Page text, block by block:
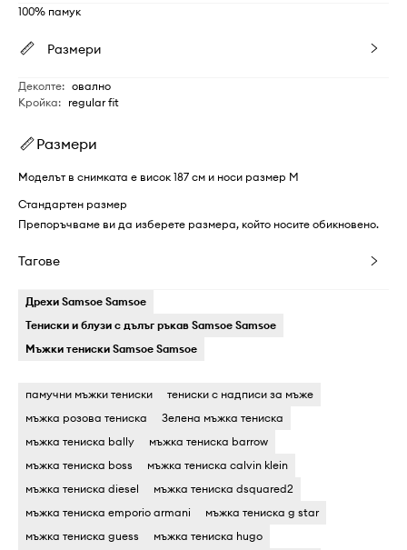
100% памук
Размери
Деколте: овално
Кройка: regular fit
Размери
Моделът в снимката е висок 187 см и носи размер M
Стандартен размер
Препоръчваме ви да изберете размера, който носите обикновено.
Тагове
Дрехи Samsoe Samsoe
Тениски и блузи с дълъг ръкав Samsoe Samsoe
Мъжки тениски Samsoe Samsoe
памучни мъжки тениски
тениски с надписи за мъже
мъжка розова тениска
Зелена мъжка тениска
мъжка тениска bally
мъжка тениска barrow
мъжка тениска boss
мъжка тениска calvin klein
мъжка тениска diesel
мъжка тениска dsquared2
мъжка тениска emporio armani
мъжка тениска g star
мъжка тениска guess
мъжка тениска hugo